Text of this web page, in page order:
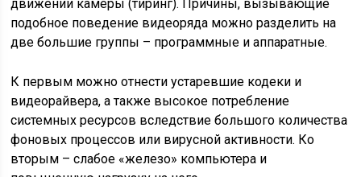
движении камеры (тиринг). Причины, вызывающие
подобное поведение видеоряда можно разделить на
две большие группы – программные и аппаратные.
К первым можно отнести устаревшие кодеки и
видеорайвера, а также высокое потребление
системных ресурсов вследствие большого количества
фоновых процессов или вирусной активности. Ко
вторым – слабое «железо» компьютера и